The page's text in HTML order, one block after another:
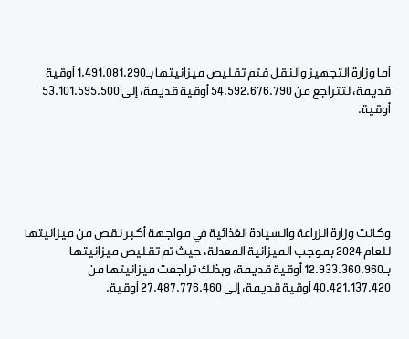
أما وزارة التجهيز والنقل فتم تقليص ميزانيتها بـ1.491.081.290 أوقية
قديمة، لتتراجع من 54.592.676.790 أوقية قديمة، إلى 53.101.595.500
أوقية.
وكانت وزارة الزراعة والسيادة الغذائية في مواجهة أكبر نقص من ميزانيتها
للعام 2024 بموجب الميزانية المعدلة، حيث تم تقليص ميزانيتها
بـ12.933.360.960 أوقية قديمة، وبذلك تراجعت ميزانيتها من
40.421.137.420 أوقية قديمة، إلى 27.487.776.460 أوقية.